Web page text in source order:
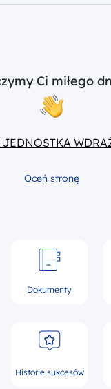
Ci miłego
Oceń stronę
Dokumenty
Historie sukcesów